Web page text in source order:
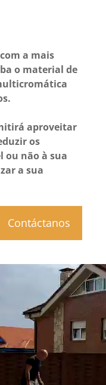
a mais
o material de
aproveitar
os
ou não à sua
a sua
Contáctanos